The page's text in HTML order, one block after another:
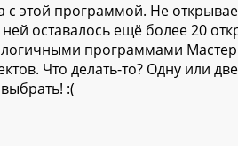
этой программой. Не
оставалось ещё более 20
программами
Что делать-то? Одну или
:(